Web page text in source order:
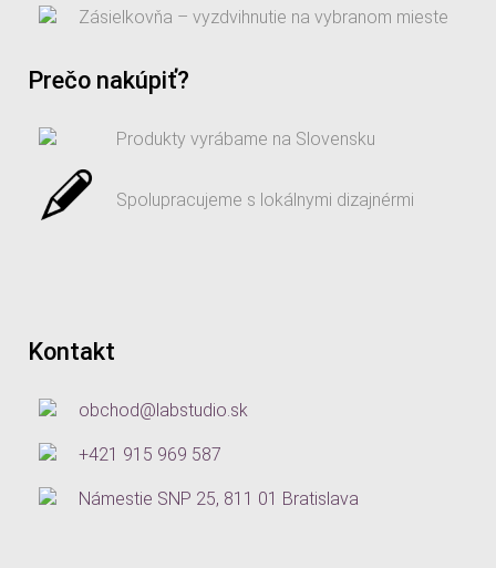
Zásielkovňa – vyzdvihnutie na vybranom mieste
Prečo nakúpiť?
Produkty vyrábame na Slovensku
Spolupracujeme s lokálnymi dizajnérmi
Kontakt
obchod@labstudio.sk
+421 915 969 587
Námestie SNP 25, 811 01 Bratislava